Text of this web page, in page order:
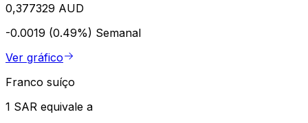
0,377329 AUD
-0.0019 (0.49%) Semanal
Ver gráfico
Franco suíço
1 SAR equivale a